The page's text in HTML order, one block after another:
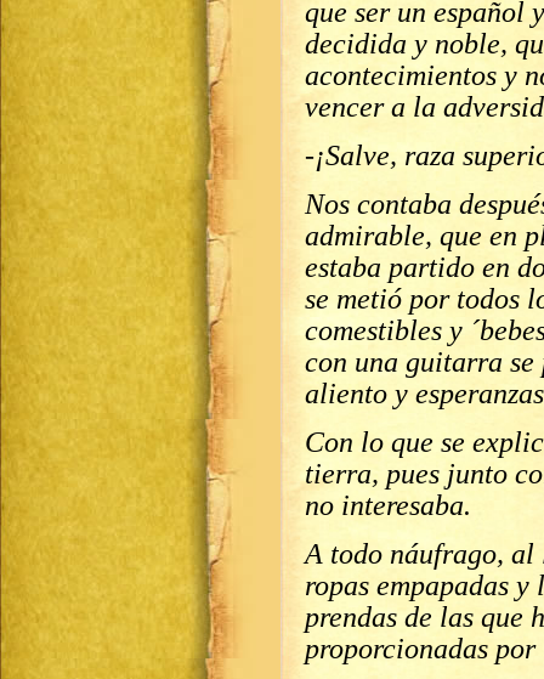
que ser un español
decidida y noble,
acontecimientos y
vencer a la
-¡Salve, raza
Nos contaba
admirable, que en
estaba partido en
se metió por todos
comestibles y
con una guitarra se
aliento y
Con lo que se
tierra, pues junto
no interesaba.
A todo náufrago,
ropas empapadas
prendas de las que
proporcionadas por